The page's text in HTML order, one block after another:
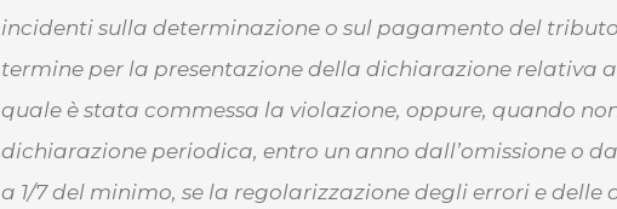
incidenti sulla determinazione o sul pagamento del
termine per la presentazione della dichiarazione relativa
quale è stata commessa la violazione, oppure, quando
dichiarazione periodica, entro un anno dall’omissione o
a 1/7 del minimo, se la regolarizzazione degli errori e delle